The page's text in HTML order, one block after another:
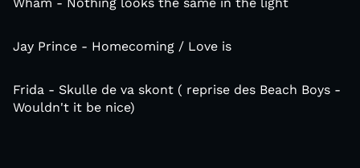
Jay Prince - Homecoming / Love is
Frida - Skulle de va skont ( reprise des Beach Boys -
Wouldn't it be nice)